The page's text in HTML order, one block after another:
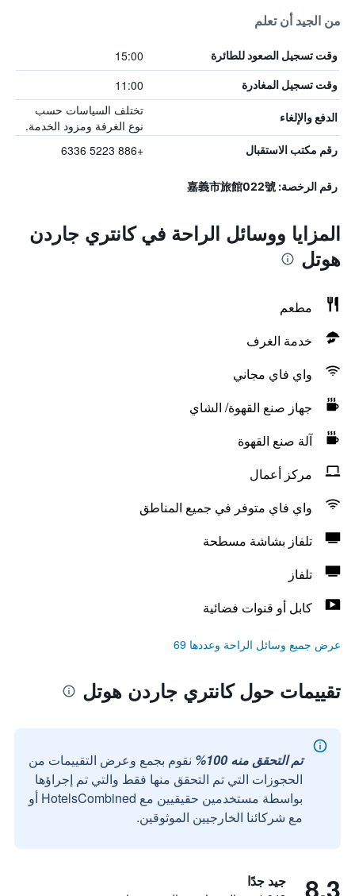
من الجيد أن تعلم
وقت تسجيل الصعود للطائرة 15:00
وقت تسجيل المغادرة 11:00
الدفع والإلغاء
تختلف السياسات حسب
نوع الغرفة ومزود الخدمة.
رقم مكتب الاستقبال +886 5223 6336
رقم الرخصة: 嘉義市旅館022號
المزايا ووسائل الراحة في كانتري جاردن
هوتل
مطعم
خدمة الغرف
واي فاي مجاني
جهاز صنع القهوة/ الشاي
آلة صنع القهوة
مركز أعمال
واي فاي متوفر في جميع المناطق
تلفاز بشاشة مسطحة
تلفاز
كابل أو قنوات فضائية
عرض جميع وسائل الراحة وعددها 69
تقييمات حول كانتري جاردن هوتل
تم التحقق منه 100%
نقوم بجمع وعرض التقييمات من
الحجوزات التي تم التحقق منها فقط والتي تم إجراؤها
بواسطة مستخدمين حقيقيين مع HotelsCombined أو
مع شركائنا الخارجيين الموثوقين.
جيد جدًا